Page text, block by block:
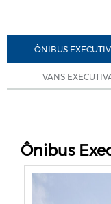
ÔNIBUS
VANS
Ônibus